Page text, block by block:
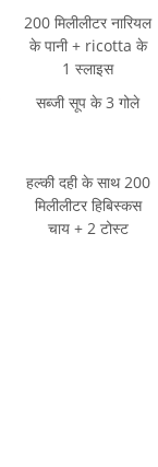
200 मिलीलीटर नारियल
के पानी + ricotta के
1 स्लाइस
सब्जी सूप के 3 गोले
हल्की दही के साथ 200
मिलीलीटर हिबिस्कस
चाय + 2 टोस्ट